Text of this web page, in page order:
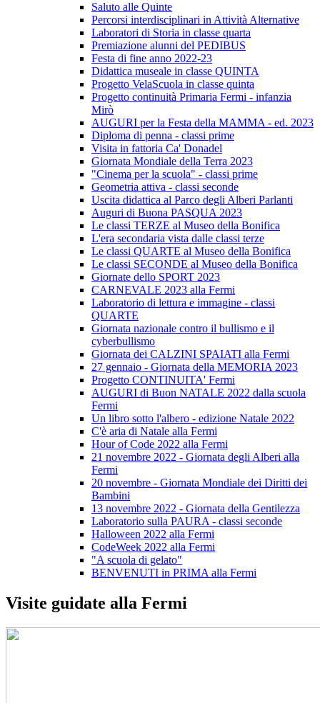
Saluto alle Quinte
Percorsi interdisciplinari in Attività Alternative
Laboratori di Storia in classe quarta
Premiazione alunni del PEDIBUS
Festa di fine anno 2022-23
Didattica museale in classe QUINTA
Progetto VelaScuola in classe quinta
Progetto continuità Primaria Fermi - infanzia
Mirò
AUGURI per la Festa della MAMMA - ed. 2023
Diploma di penna - classi prime
Visita in fattoria Ca' Donadel
Giornata Mondiale della Terra 2023
"Cinema per la scuola" - classi prime
Geometria attiva - classi seconde
Uscita didattica al Parco degli Alberi Parlanti
Auguri di Buona PASQUA 2023
Le classi TERZE al Museo della Bonifica
L'era secondaria vista dalle classi terze
Le classi QUARTE al Museo della Bonifica
Le classi SECONDE al Museo della Bonifica
Giornate dello SPORT 2023
CARNEVALE 2023 alla Fermi
Laboratorio di lettura e immagine - classi
QUARTE
Giornata nazionale contro il bullismo e il
cyberbullismo
Giornata dei CALZINI SPAIATI alla Fermi
27 gennaio - Giornata della MEMORIA 2023
Progetto CONTINUITA' Fermi
AUGURI di Buon NATALE 2022 dalla scuola
Fermi
Un libro sotto l'albero - edizione Natale 2022
C'è aria di Natale alla Fermi
Hour of Code 2022 alla Fermi
21 novembre 2022 - Giornata degli Alberi alla
Fermi
20 novembre - Giornata Mondiale dei Diritti dei
Bambini
13 novembre 2022 - Giornata della Gentilezza
Laboratorio sulla PAURA - classi seconde
Halloween 2022 alla Fermi
CodeWeek 2022 alla Fermi
"A scuola di gelato"
BENVENUTI in PRIMA alla Fermi
Visite guidate alla Fermi